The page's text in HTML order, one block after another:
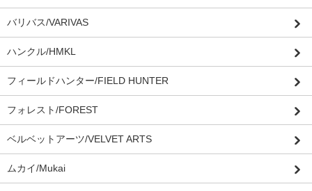
バリバス/VARIVAS
ハンクル/HMKL
フィールドハンター/FIELD HUNTER
フォレスト/FOREST
ベルベットアーツ/VELVET ARTS
ムカイ/Mukai